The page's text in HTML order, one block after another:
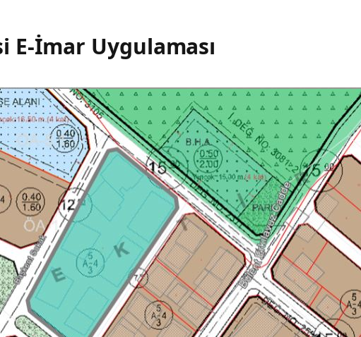
E-İmar Uygulaması